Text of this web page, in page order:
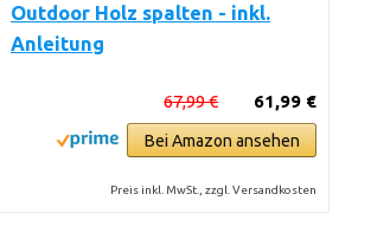
Outdoor Holz spalten - inkl.
Anleitung
61,99 €
67,99 €
Bei Amazon ansehen
Preis inkl. MwSt., zzgl. Versandkosten